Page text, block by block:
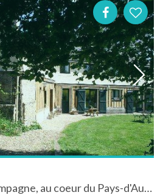
Grande maison de campagne, au coeur du Pays-d'Auge. Idéale pour vacances en famille et entre amis.